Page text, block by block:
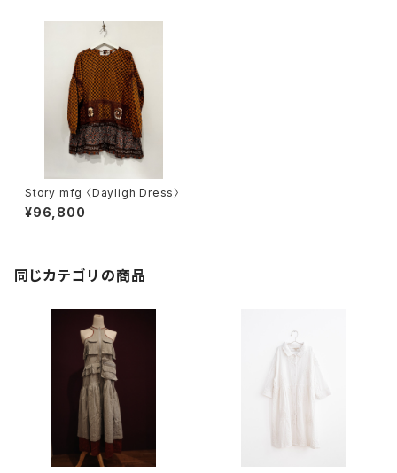
Story mfg 〈Dayligh Dress〉
¥96,800
同じカテゴリの商品